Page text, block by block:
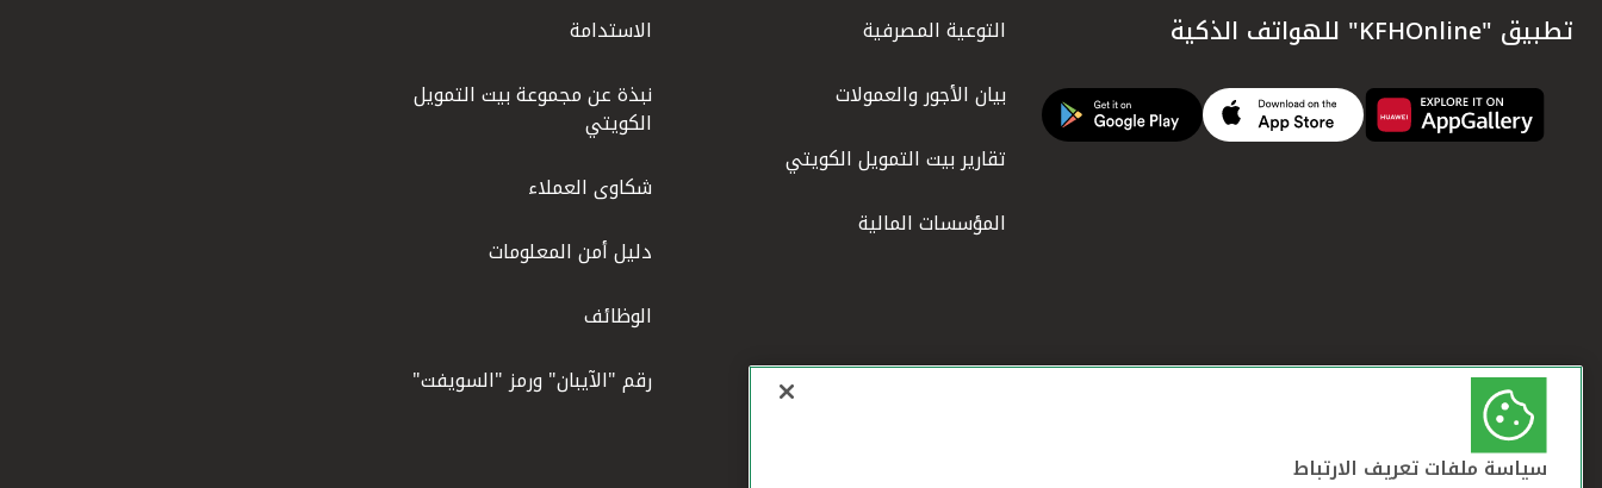
تطبيق "KFHOnline" للهواتف الذكية
التوعية المصرفية
بيان الأجور والعمولات
تقارير بيت التمويل الكويتي
المؤسسات المالية
الاستدامة
نبذة عن مجموعة بيت التمويل
الكويتي
شكاوى العملاء
دليل أمن المعلومات
الوظائف
رقم "الآيبان" ورمز "السويفت"
سياسة ملفات تعريف الارتباط